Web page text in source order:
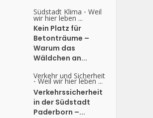
Südstadt Klima • Weil
wir hier leben ...
Kein Platz für
Betonträume –
Warum das
Wäldchen an...
Verkehr und Sicherheit
• Weil wir hier leben ...
Verkehrssicherheit
in der Südstadt
Paderborn –...